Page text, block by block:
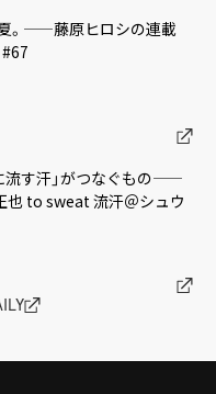
。——藤原ヒロシの連載
#67
流す汗」がつなぐもの——
也 to sweat 流汗＠シュウ